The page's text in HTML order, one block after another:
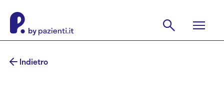
Indietro